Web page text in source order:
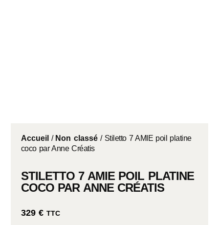
Accueil / Non classé/ Stiletto 7 AMIE poil platine
coco par Anne Créatis
STILETTO 7 AMIE POIL PLATINE
COCO PAR ANNE CRÉATIS
329€ TTC